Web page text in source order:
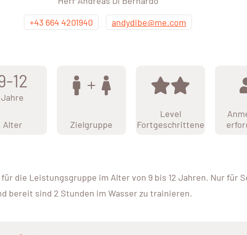
+43 664 4201940
andydibe@me.com
12
Jahre
Alter Zielgruppe
Level
Fortgeschrittene
die Leistungsgruppe im Alter von 9 bis 12 Jahren. Nur für
bereit sind 2 Stunden im Wasser zu trainieren.